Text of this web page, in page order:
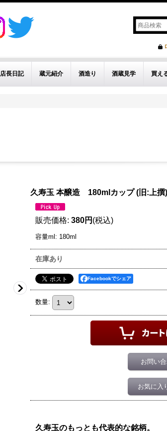
店長日記 蔵元紹介 酒造り 酒蔵見学 買え
久寿玉 本醸造 180mlカップ (旧:上撰)
販売価格: 380円 (税込)
容量ml : 180ml
在庫あり
Facebookでシェア
数量:
お問い
お気に入
久寿玉のもっとも代表的な銘柄。